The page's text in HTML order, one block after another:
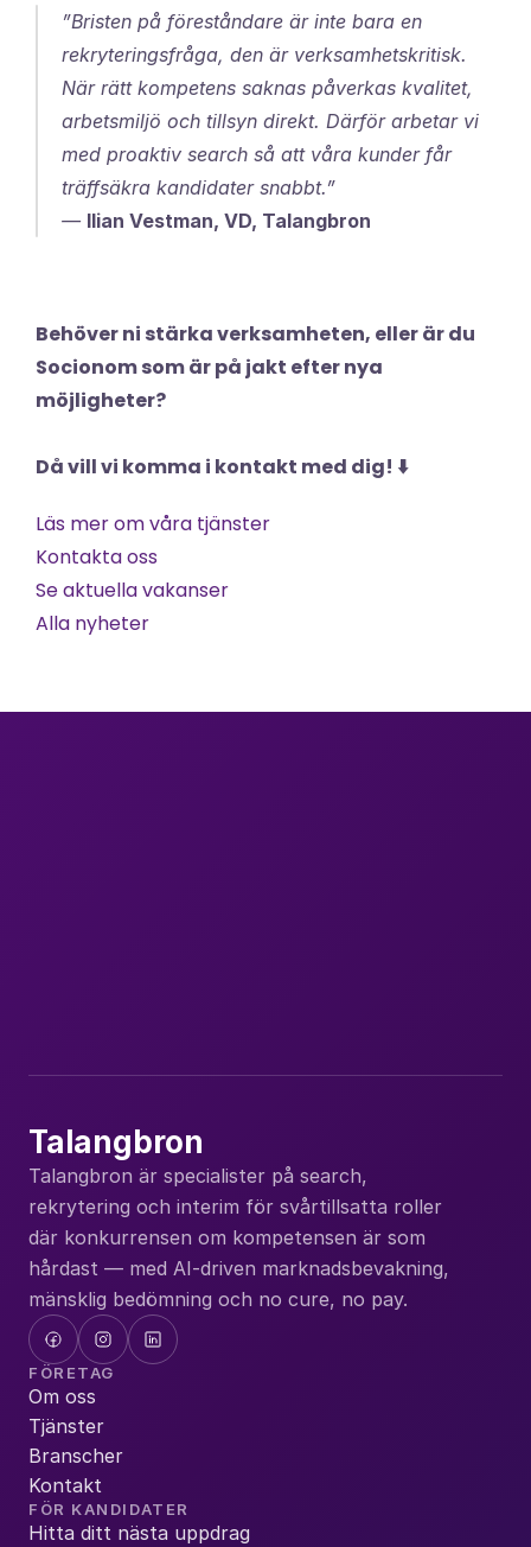
”Bristen på föreståndare är inte bara en
rekryteringsfråga, den är verksamhetskritisk.
När rätt kompetens saknas påverkas kvalitet,
arbetsmiljö och tillsyn direkt. Därför arbetar vi
med proaktiv search så att våra kunder får
träffsäkra kandidater snabbt.”
— Ilian Vestman, VD, Talangbron
Behöver ni stärka verksamheten, eller är du
Socionom som är på jakt efter nya
möjligheter?
Då vill vi komma i kontakt med dig! ⬇️
Läs mer om våra tjänster
Kontakta oss
Se aktuella vakanser
Alla nyheter
Talangbron
Talangbron är specialister på search,
rekrytering och interim för svårtillsatta roller
där konkurrensen om kompetensen är som
hårdast — med AI-driven marknadsbevakning,
mänsklig bedömning och no cure, no pay.
FÖRETAG
Om oss
Tjänster
Branscher
Kontakt
FÖR KANDIDATER
Hitta ditt nästa uppdrag